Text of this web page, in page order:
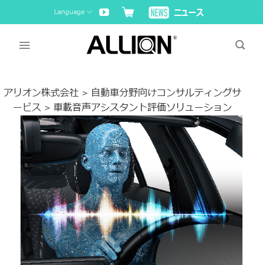
to
Language
アリオン株式会社> 自動車分野向けコンサルティングサ
ービス> 車載音声アシスタント評価ソリューション